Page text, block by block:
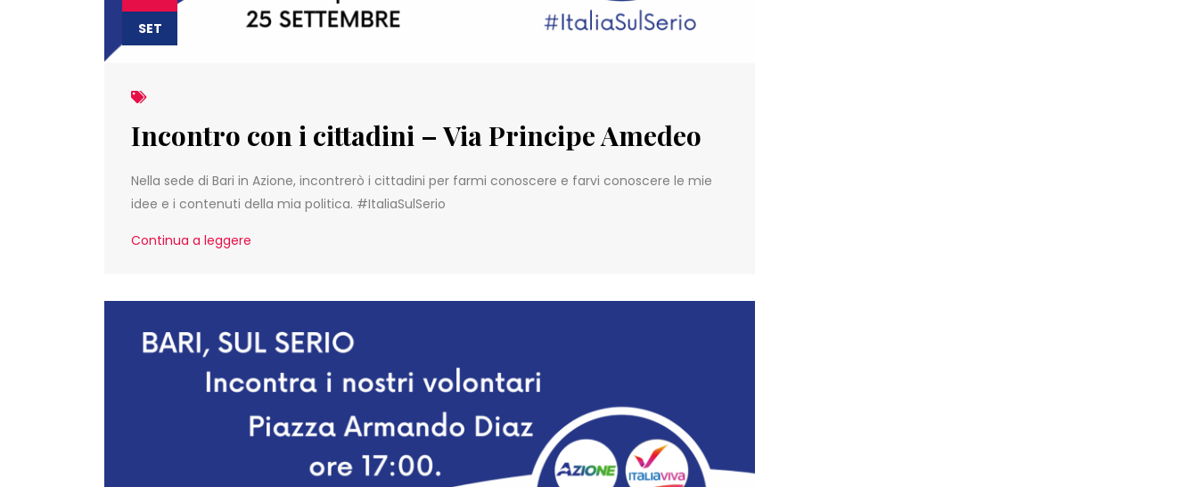
SET
Incontro con i cittadini – Via Principe Amedeo
Nella sede di Bari in Azione, incontrerò i cittadini per farmi conoscere e farvi conoscere le mie
idee e i contenuti della mia politica. #ItaliaSulSerio
Continua a leggere